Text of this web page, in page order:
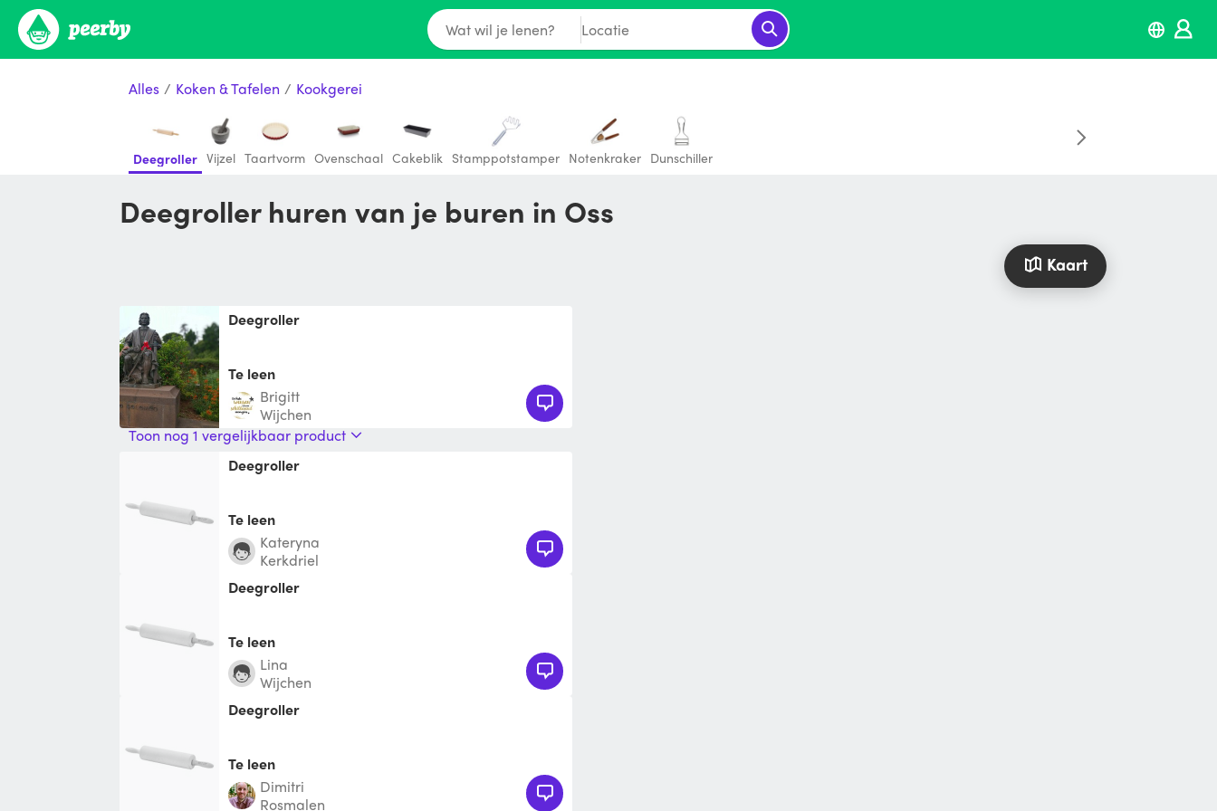
Wat wil je lenen? Locatie
Alles / Koken & Tafelen / Kookgerei
Deegroller Vijzel Taartvorm Ovenschaal Cakeblik Stamppotstamper Notenkraker Dunschiller
Deegroller huren van je buren in Oss
Kaart
Deegroller
Te leen
Brigitt
Wijchen
Toon nog 1 vergelijkbaar product
Deegroller
Te leen
Kateryna
Kerkdriel
Deegroller
Te leen
Lina
Wijchen
Deegroller
Te leen
Dimitri
Rosmalen